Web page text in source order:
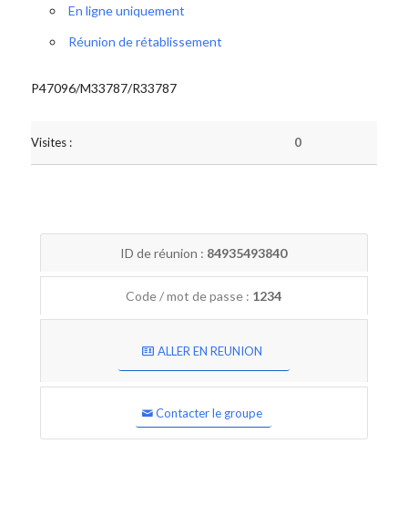
En ligne uniquement
Réunion de rétablissement
P47096/M33787/R33787
Visites : 0
ID de réunion : 84935493840
Code / mot de passe : 1234
ALLER EN REUNION
Contacter le groupe